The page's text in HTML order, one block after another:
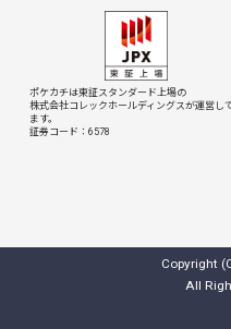
ポケカチは東証スタンダード上場の
株式会社コレックホールディングスが運営し
ます。
証券コード：6578
Copyright
All